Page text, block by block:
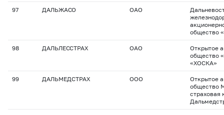
97 ДАЛЬЖАСО ОАО
общество
98 ДАЛЬЛЕССТРАХ ОАО
Открытое
общество
«ХОСКА»
99 ДАЛЬМЕДСТРАХ ООО
Открытое
общество
страховая